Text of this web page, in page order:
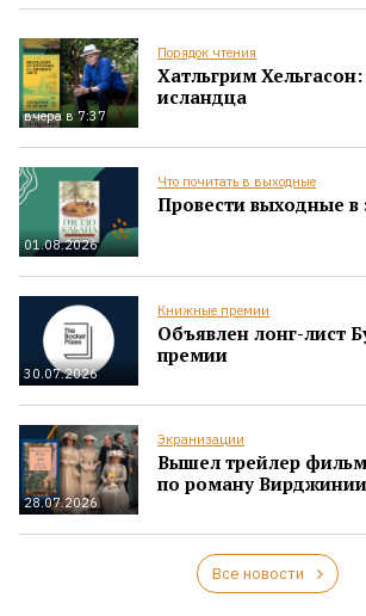
вчера в 7:37
Порядок чтения
Хатльгрим
исландца
01.08.2026
Что почитать в выходные
Провести выходные в
30.07.2026
Книжные премии
Объявлен лонг-лист
премии
28.07.2026
Экранизации
Вышел трейлер
по роману
Все новости